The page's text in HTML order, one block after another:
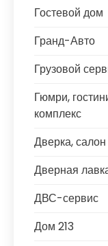
Гостевой дом
Гранд-Авто
Грузовой
Гюмри,
комплекс
Дверка,
Дверная
ДВС-сервис
Дом 213